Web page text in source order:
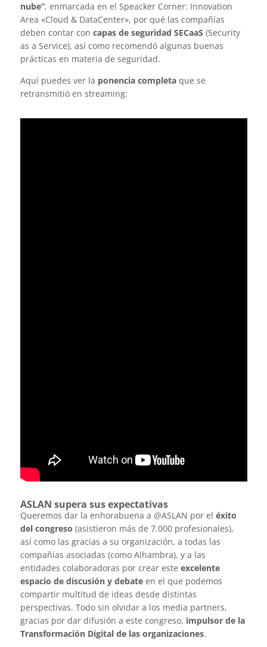
nube”, enmarcada en el Speacker Corner: Innovation
Area «Cloud & DataCenter», por qué las compañías
deben contar con capas de seguridad SECaaS (Security
as a Service), así como recomendó algunas buenas
prácticas en materia de seguridad.
Aquí puedes ver la ponencia completaque se
retransmitió en streaming:
ASLAN supera sus expectativas
Queremos dar la enhorabuena a @ASLAN por el éxito
del congreso (asistieron más de 7.000 profesionales),
así como las gracias a su organización, a todas las
compañías asociadas (como Alhambra), y a las
entidades colaboradoras por crear este excelente
espacio de discusión y debateen el que podemos
compartir multitud de ideas desde distintas
perspectivas. Todo sin olvidar a los media partners,
gracias por dar difusión a este congreso, impulsor de la
Transformación Digital de las organizaciones.